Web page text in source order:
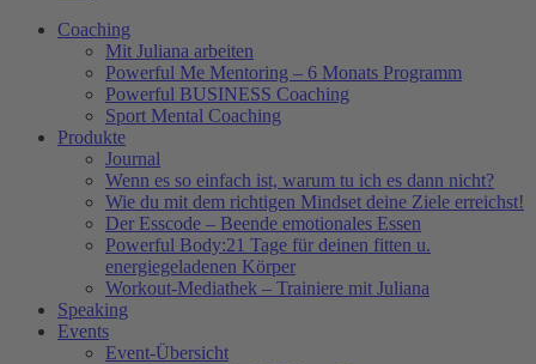
Coaching
Mit Juliana arbeiten
Powerful Me Mentoring – 6 Monats Programm
Powerful BUSINESS Coaching
Sport Mental Coaching
Produkte
Journal
Wenn es so einfach ist, warum tu ich es dann nicht?
Wie du mit dem richtigen Mindset deine Ziele erreichst!
Der Esscode – Beende emotionales Essen
Powerful Body:21 Tage für deinen fitten u.
energiegeladenen Körper
Workout-Mediathek – Trainiere mit Juliana
Speaking
Events
Event-Übersicht